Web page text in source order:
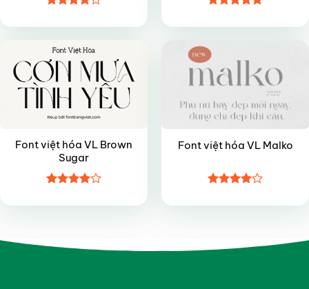
xếp hạng
hạng55
Font việt hóa VL Brown
Sugar
xếp hạng
Font việt hóa VL Malko
xếp hạng